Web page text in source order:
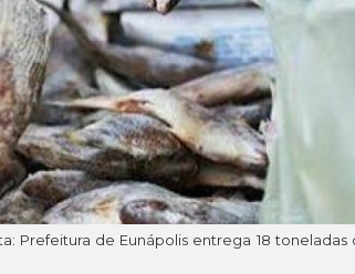
Prefeitura de Eunápolis entrega 18